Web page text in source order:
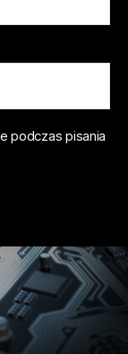
podczas pisania
| Stworzone w